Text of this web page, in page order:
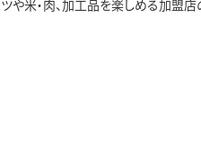
米・肉、加工品を楽しめる加盟店